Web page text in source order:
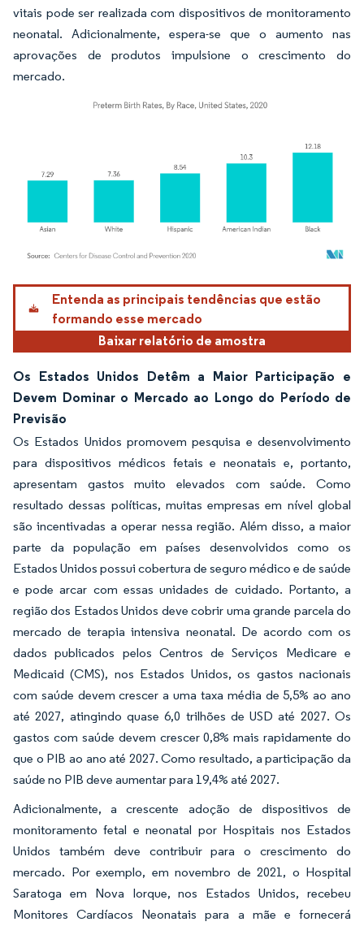
vitais pode ser realizada com dispositivos de monitoramento
neonatal. Adicionalmente, espera-se que o aumento nas
aprovações de produtos impulsione o crescimento do
mercado.
Imagem © Mordor Intelligence. O reuso requer atribuição conforme CC BY 4.0.
Entenda as principais tendências que estão
formando esse mercado
Baixar relatório de amostra
Os Estados Unidos Detêm a Maior Participação e
Devem Dominar o Mercado ao Longo do Período de
Previsão
Os Estados Unidos promovem pesquisa e desenvolvimento
para dispositivos médicos fetais e neonatais e, portanto,
apresentam gastos muito elevados com saúde. Como
resultado dessas políticas, muitas empresas em nível global
são incentivadas a operar nessa região. Além disso, a maior
parte da população em países desenvolvidos como os
Estados Unidos possui cobertura de seguro médico e de saúde
e pode arcar com essas unidades de cuidado. Portanto, a
região dos Estados Unidos deve cobrir uma grande parcela do
mercado de terapia intensiva neonatal. De acordo com os
dados publicados pelos Centros de Serviços Medicare e
Medicaid (CMS), nos Estados Unidos, os gastos nacionais
com saúde devem crescer a uma taxa média de 5,5% ao ano
até 2027, atingindo quase 6,0 trilhões de USD até 2027. Os
gastos com saúde devem crescer 0,8% mais rapidamente do
que o PIB ao ano até 2027. Como resultado, a participação da
saúde no PIB deve aumentar para 19,4% até 2027.
Adicionalmente, a crescente adoção de dispositivos de
monitoramento fetal e neonatal por Hospitais nos Estados
Unidos também deve contribuir para o crescimento do
mercado. Por exemplo, em novembro de 2021, o Hospital
Saratoga em Nova Iorque, nos Estados Unidos, recebeu
Monitores Cardíacos Neonatais para a mãe e fornecerá